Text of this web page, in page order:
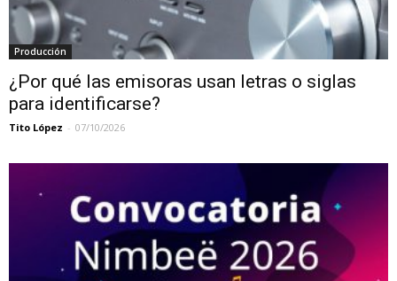
Producción
¿Por qué las emisoras usan letras o siglas
para identificarse?
Tito López - 07/10/2026